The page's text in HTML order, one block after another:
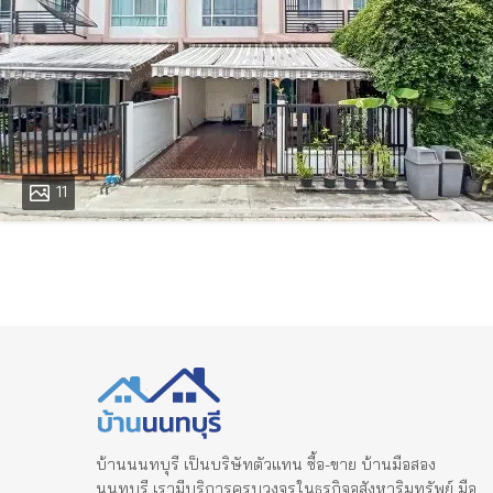
11
บ้านนนทบุรี เป็นบริษัทตัวแทน ซื้อ-ขาย บ้านมือสอง
นนทบุรี เรามีบริการครบวงจรในธุรกิจอสังหาริมทรัพย์ มือ